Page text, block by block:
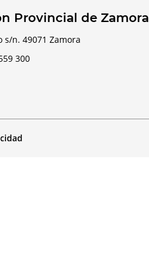
Provincial de Zamora
s/n. 49071 Zamora
300